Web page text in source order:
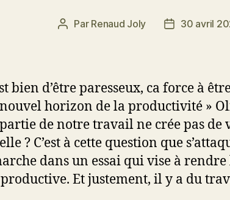
Auteur
Par Renaud Joly
Date30 avril
bien d’être paresseux, ca force à
nouvel horizon de la productivité »
de notre travail ne crée pas de
? C’est à cette question que
dans un essai qui vise à rendre
Et justement, il y a du